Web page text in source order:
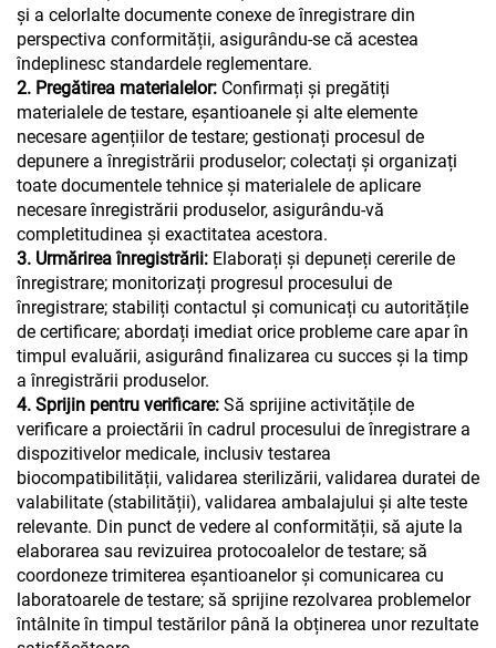
și a celorlalte documente conexe de înregistrare din
perspectiva conformității, asigurându-se că acestea
îndeplinesc standardele reglementare.
2. Pregătirea materialelor: Confirmați și pregătiți
materialele de testare, eșantioanele și alte elemente
necesare agențiilor de testare; gestionați procesul de
depunere a înregistrării produselor; colectați și organizați
toate documentele tehnice și materialele de aplicare
necesare înregistrării produselor, asigurându-vă
completitudinea și exactitatea acestora.
3. Urmărirea înregistrării: Elaborați și depuneți cererile de
înregistrare; monitorizați progresul procesului de
înregistrare; stabiliți contactul și comunicați cu autoritățile
de certificare; abordați imediat orice probleme care apar în
timpul evaluării, asigurând finalizarea cu succes și la timp
a înregistrării produselor.
4. Sprijin pentru verificare: Să sprijine activitățile de
verificare a proiectării în cadrul procesului de înregistrare a
dispozitivelor medicale, inclusiv testarea
biocompatibilității, validarea sterilizării, validarea duratei de
valabilitate (stabilității), validarea ambalajului și alte teste
relevante. Din punct de vedere al conformității, să ajute la
elaborarea sau revizuirea protocoalelor de testare; să
coordoneze trimiterea eșantioanelor și comunicarea cu
laboratoarele de testare; să sprijine rezolvarea problemelor
întâlnite în timpul testărilor până la obținerea unor rezultate